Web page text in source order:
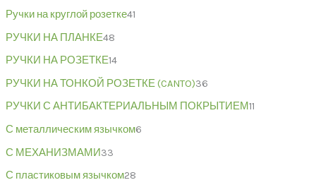
Ручки на круглой розетке41
РУЧКИ НА ПЛАНКЕ48
РУЧКИ НА РОЗЕТКЕ14
РУЧКИ НА ТОНКОЙ РОЗЕТКЕ (CANTO)36
РУЧКИ С АНТИБАКТЕРИАЛЬНЫМ ПОКРЫТИЕМ11
С металлическим язычком6
С МЕХАНИЗМАМИ33
С пластиковым язычком28